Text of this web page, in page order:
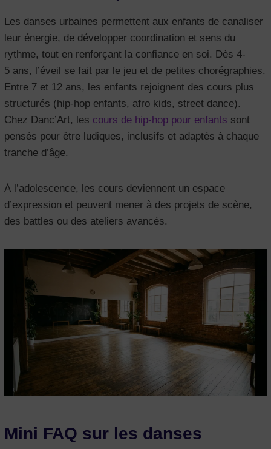
Les danses urbaines permettent aux enfants de canaliser
leur énergie, de développer coordination et sens du
rythme, tout en renforçant la confiance en soi. Dès 4-
5 ans, l’éveil se fait par le jeu et de petites chorégraphies.
Entre 7 et 12 ans, les enfants rejoignent des cours plus
structurés (hip-hop enfants, afro kids, street dance).
Chez Danc’Art, les cours de hip-hop pour enfants sont
pensés pour être ludiques, inclusifs et adaptés à chaque
tranche d’âge.
À l’adolescence, les cours deviennent un espace
d’expression et peuvent mener à des projets de scène,
des battles ou des ateliers avancés.
Mini FAQ sur les danses